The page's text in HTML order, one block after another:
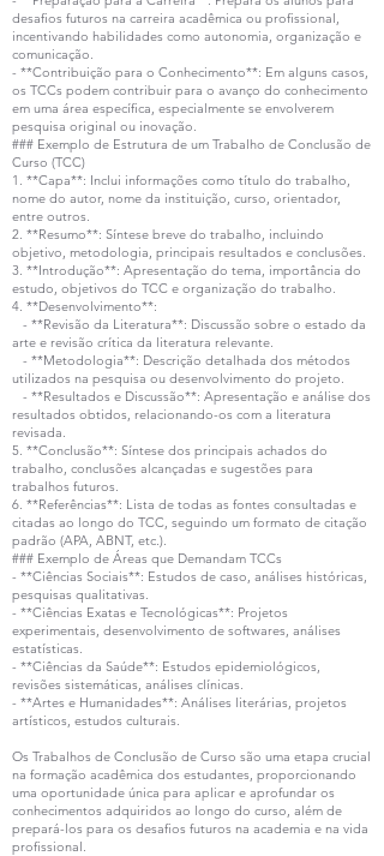
desafios futuros na carreira acadêmica ou profissional,
incentivando habilidades como autonomia, organização e
comunicação.
- **Contribuição para o Conhecimento**: Em alguns casos,
os TCCs podem contribuir para o avanço do conhecimento
em uma área específica, especialmente se envolverem
pesquisa original ou inovação.
### Exemplo de Estrutura de um Trabalho de Conclusão de
Curso (TCC)
1. **Capa**: Inclui informações como título do trabalho,
nome do autor, nome da instituição, curso, orientador,
entre outros.
2. **Resumo**: Síntese breve do trabalho, incluindo
objetivo, metodologia, principais resultados e conclusões.
3. **Introdução**: Apresentação do tema, importância do
estudo, objetivos do TCC e organização do trabalho.
4. **Desenvolvimento**:
- **Revisão da Literatura**: Discussão sobre o estado da
arte e revisão crítica da literatura relevante.
- **Metodologia**: Descrição detalhada dos métodos
utilizados na pesquisa ou desenvolvimento do projeto.
- **Resultados e Discussão**: Apresentação e análise dos
resultados obtidos, relacionando-os com a literatura
revisada.
5. **Conclusão**: Síntese dos principais achados do
trabalho, conclusões alcançadas e sugestões para
trabalhos futuros.
6. **Referências**: Lista de todas as fontes consultadas e
citadas ao longo do TCC, seguindo um formato de citação
padrão (APA, ABNT, etc.).
### Exemplo de Áreas que Demandam TCCs
- **Ciências Sociais**: Estudos de caso, análises históricas,
pesquisas qualitativas.
- **Ciências Exatas e Tecnológicas**: Projetos
experimentais, desenvolvimento de softwares, análises
estatísticas.
- **Ciências da Saúde**: Estudos epidemiológicos,
revisões sistemáticas, análises clínicas.
- **Artes e Humanidades**: Análises literárias, projetos
artísticos, estudos culturais.
Os Trabalhos de Conclusão de Curso são uma etapa crucial
na formação acadêmica dos estudantes, proporcionando
uma oportunidade única para aplicar e aprofundar os
conhecimentos adquiridos ao longo do curso, além de
prepará-los para os desafios futuros na academia e na vida
profissional.